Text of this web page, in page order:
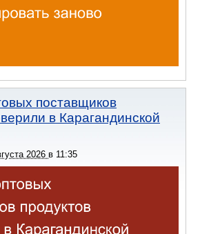
поставщиков
в Карагандинской
2026 в 11:35